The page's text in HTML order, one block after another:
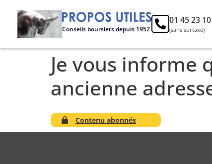
Conseils boursiers depuis 1952
01 45 23
(sans surtaxe)
Je vous informe
ancienne
Contenu abonnés